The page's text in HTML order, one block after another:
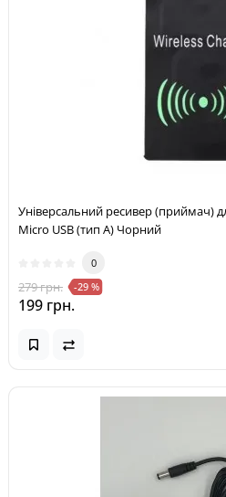
Універсальний ресивер (приймач)
Micro USB (тип A) Чорний
0
279 грн. -29 %
199 грн.